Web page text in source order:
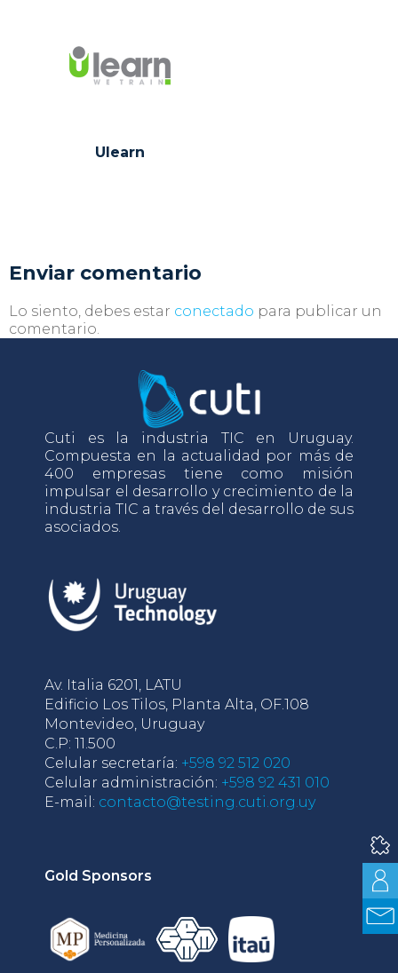
Ulearn
Enviar comentario
Lo siento, debes estar conectado para publicar un
comentario.
Cuti es la industria TIC en Uruguay.
Compuesta en la actualidad por más de
400 empresas tiene como misión
impulsar el desarrollo y crecimiento de la
industria TIC a través del desarrollo de sus
asociados.
Av. Italia 6201, LATU
Edificio Los Tilos, Planta Alta, OF.108
Montevideo, Uruguay
C.P: 11.500
Celular secretaría: +598 92 512 020
Celular administración: +598 92 431 010
E-mail: contacto@testing.cuti.org.uy
Gold Sponsors